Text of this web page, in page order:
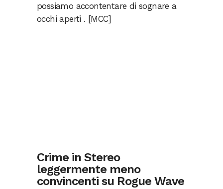
possiamo accontentare di sognare a
occhi aperti . [MCC]
Crime in Stereo
leggermente meno
convincenti su Rogue Wave